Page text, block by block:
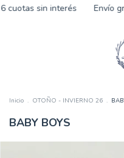
interés Envío gratis a
Inicio . OTOÑO - INVIERNO 26 .
BABY BOYS